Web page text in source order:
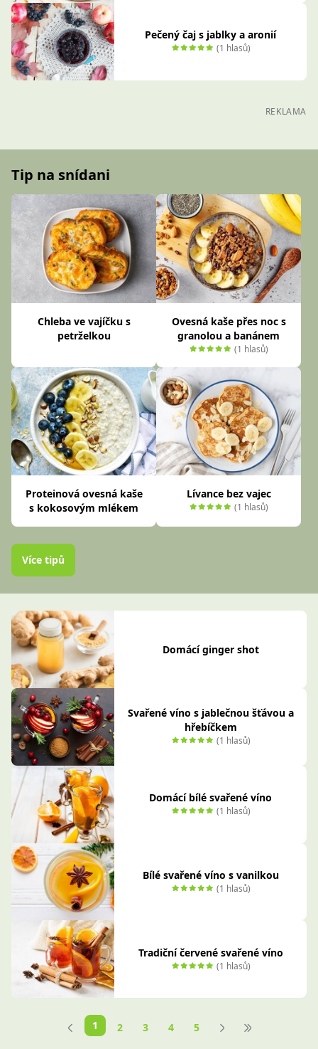
Pečený čaj s jablky a aronií
(1 hlasů)
REKLAMA
Tip na snídani
Chleba ve vajíčku s
petrželkou
Ovesná kaše přes noc s
granolou a banánem
(1 hlasů)
Proteinová ovesná kaše
s kokosovým mlékem
Lívance bez vajec
(1 hlasů)
Více tipů
Domácí ginger shot
Svařené víno s jablečnou šťávou a
hřebíčkem
(1 hlasů)
Domácí bílé svařené víno
(1 hlasů)
Bílé svařené víno s vanilkou
(1 hlasů)
Tradiční červené svařené víno
(1 hlasů)
1 2 3 4 5